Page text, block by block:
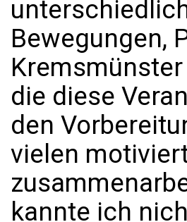
Bewegungen,
die diese
den
vielen
kannte ich